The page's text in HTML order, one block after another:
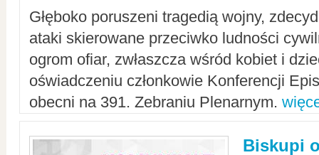
Głęboko poruszeni tragedią wojny,
ataki skierowane przeciwko ludności
ogrom ofiar, zwłaszcza wśród kobiet i
oświadczeniu członkowie Konferencji
obecni na 391. Zebraniu Plenarnym.
Biskupi